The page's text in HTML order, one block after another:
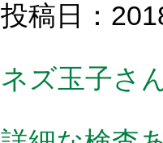
投稿日：
ネズ玉子さ